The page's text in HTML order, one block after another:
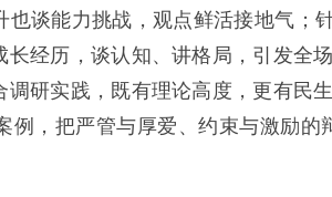
谈能力挑战，观点鲜活接地气；
经历，谈认知、讲格局，引发全
研实践，既有理论高度，更有民
，把严管与厚爱、约束与激励的